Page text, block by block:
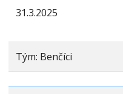
31.3.2025
Tým: Benčíci